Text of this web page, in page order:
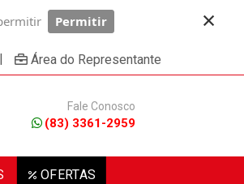
Permitir ×
| Área do Representante
Fale Conosco
(83) 3361-2959
OFERTAS